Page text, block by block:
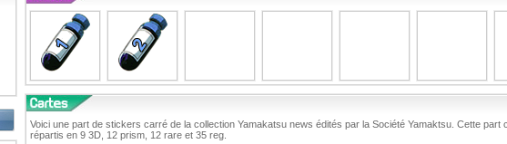
Voici une part de stickers carré de la collection Yamakatsu news édités par la Société Yamaktsu. Cette part
répartis en 9 3D, 12 prism, 12 rare et 35 reg.